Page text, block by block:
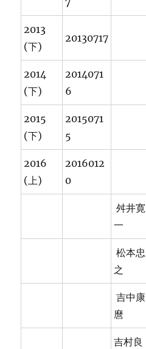
2013
(下)
20130717
2014
(下)
2014071
6
2015
(下)
2015071
5
2016
(上)
2016012
0
舛井寛
一
松本忠
之
吉中康
麿
吉村良